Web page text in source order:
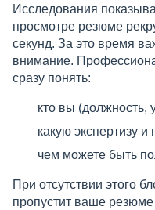
Исследования
просмотре резюме
секунд. За это время
внимание.
сразу понять:
кто вы (должность,
какую экспертизу
чем можете быть
При отсутствии этого
пропустит ваше